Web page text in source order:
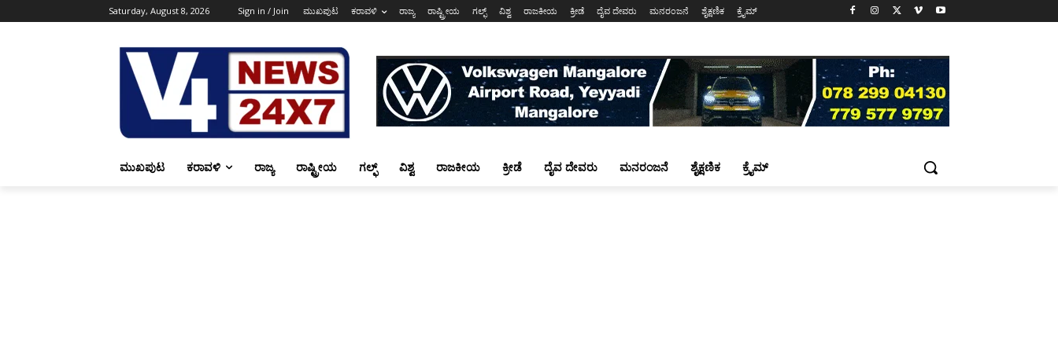
Saturday, August 8, 2026 Sign in / Join ಮುಖಪುಟ ಕರಾವಳಿ ರಾಜ್ಯ ರಾಷ್ಟ್ರೀಯ ಗಲ್ಫ್ ವಿಶ್ವ ರಾಜಕೀಯ ಕ್ರೀಡೆ ದೈವ ದೇವರು ಮನರಂಜನೆ ಶೈಕ್ಷಣಿಕ ಕ್ರೈಮ್
ಮುಖಪುಟ ಕರಾವಳಿ ರಾಜ್ಯ ರಾಷ್ಟ್ರೀಯ ಗಲ್ಫ್ ವಿಶ್ವ ರಾಜಕೀಯ ಕ್ರೀಡೆ ದೈವ ದೇವರು ಮನರಂಜನೆ ಶೈಕ್ಷಣಿಕ ಕ್ರೈಮ್